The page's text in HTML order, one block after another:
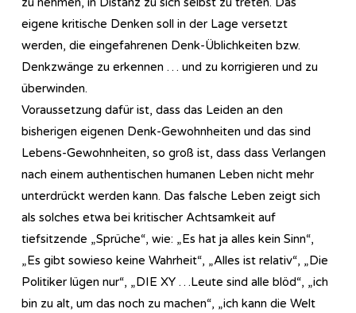
eigene kritische Denken soll in der Lage versetzt
werden, die eingefahrenen Denk-Üblichkeiten bzw.
Denkzwänge zu erkennen … und zu korrigieren und zu
überwinden.
Voraussetzung dafür ist, dass das Leiden an den
bisherigen eigenen Denk-Gewohnheiten und das sind
Lebens-Gewohnheiten, so groß ist, dass dass Verlangen
nach einem authentischen humanen Leben nicht mehr
unterdrückt werden kann. Das falsche Leben zeigt sich
als solches etwa bei kritischer Achtsamkeit auf
tiefsitzende „Sprüche“, wie: „Es hat ja alles kein Sinn“,
„Es gibt sowieso keine Wahrheit“, „Alles ist relativ“, „Die
Politiker lügen nur“, „DIE XY …Leute sind alle blöd“, „ich
bin zu alt, um das noch zu machen“, „ich kann die Welt